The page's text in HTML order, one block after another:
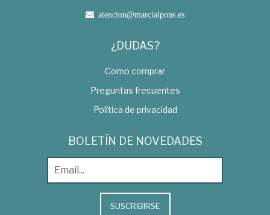
atencion@marcialpons.es
¿DUDAS?
Como comprar
Preguntas frecuentes
Política de privacidad
BOLETÍN DE NOVEDADES
SUSCRIBIRSE